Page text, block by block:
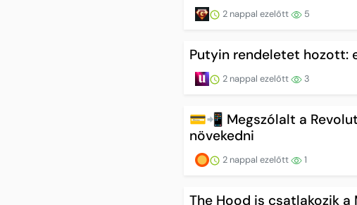
2 nappal ezelőtt 5
Putyin rendeletet hozott:
2 nappal ezelőtt 3
💳📲 Megszólalt a
növekedni
2 nappal ezelőtt 1
The Hood is csatlakozik a